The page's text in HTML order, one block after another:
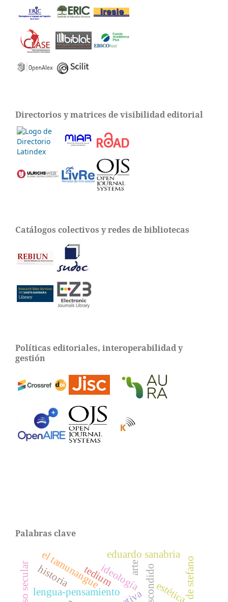
Directorios y matrices de visibilidad editorial
Catálogos colectivos y redes de bibliotecas
Políticas editoriales, interoperabilidad y
gestión
Palabras clave
ideología estética
tedium
lengua-pensamiento
eduardo sanabria
el tamunangue
historia arte